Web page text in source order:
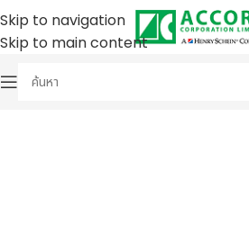
Skip to navigation
Skip to main content